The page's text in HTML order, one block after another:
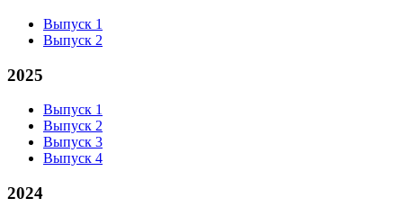
Выпуск 1
Выпуск 2
2025
Выпуск 1
Выпуск 2
Выпуск 3
Выпуск 4
2024